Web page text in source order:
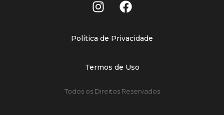
Política de Privacidade
Termos de Uso
Todos os Direitos Reservados